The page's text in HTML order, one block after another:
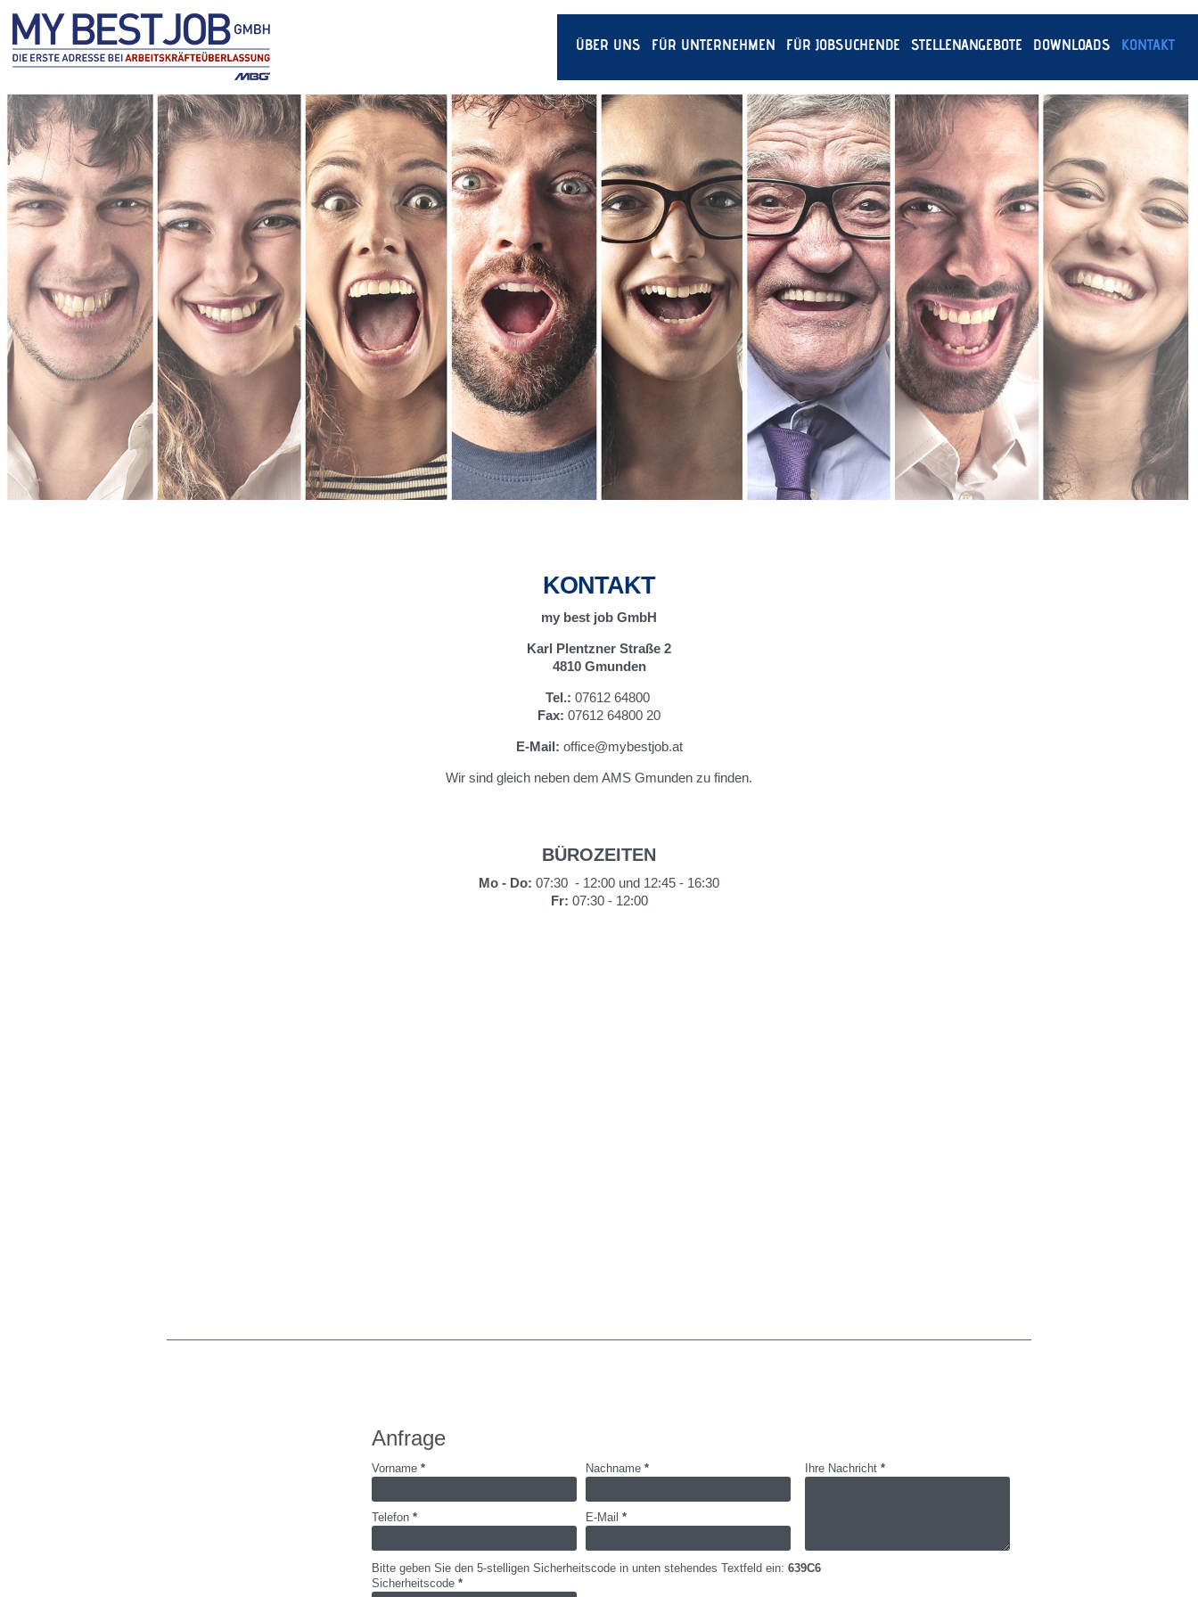
ÜBER UNS FÜR UNTERNEHMEN FÜR JOBSUCHENDE STELLENANGEBOTE DOWNLOADS KONTAKT
KONTAKT
my best job GmbH
Karl Plentzner Straße 2
4810 Gmunden
Tel.: 07612 64800
Fax: 07612 64800 20
E-Mail: office@mybestjob.at
Wir sind gleich neben dem AMS Gmunden zu finden.
BÜROZEITEN
Mo - Do: 07:30 - 12:00 und 12:45 - 16:30
Fr: 07:30 - 12:00
Anfrage
Vorname * Nachname *
Telefon * E-Mail *
Ihre Nachricht *
Bitte geben Sie den 5-stelligen Sicherheitscode in unten stehendes Textfeld ein: 639C6
Sicherheitscode *